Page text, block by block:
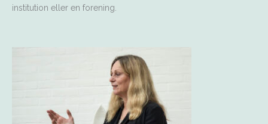
institution eller en forening.